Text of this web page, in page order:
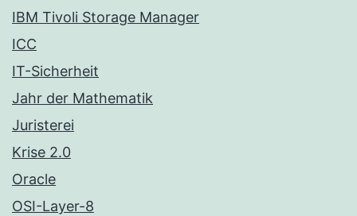
IBM Tivoli Storage Manager
ICC
IT-Sicherheit
Jahr der Mathematik
Juristerei
Krise 2.0
Oracle
OSI-Layer-8